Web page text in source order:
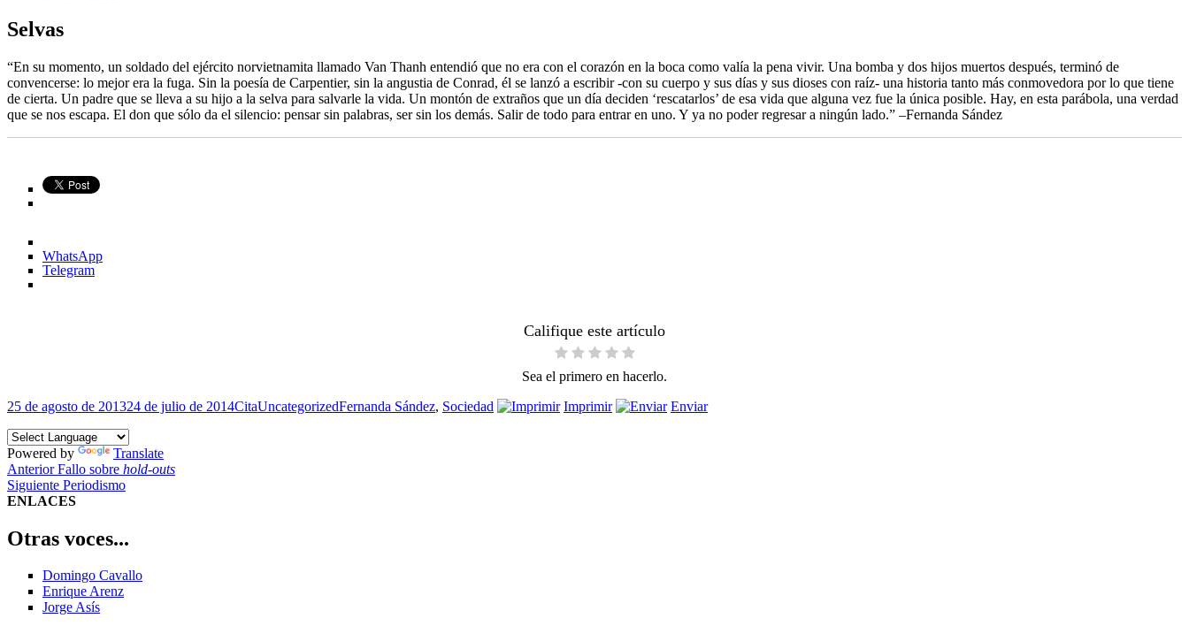
Selvas
“En su momento, un soldado del ejército norvietnamita llamado Van Thanh entendió que no era con el corazón en la boca como valía la pena vivir. Una bomba y dos hijos muertos después, terminó de
convencerse: lo mejor era la fuga. Sin la poesía de Carpentier, sin la angustia de Conrad, él se lanzó a escribir -con su cuerpo y sus días y sus dioses con raíz- una historia tanto más conmovedora por lo que tiene
de cierta. Un padre que se lleva a su hijo a la selva para salvarle la vida. Un montón de extraños que un día deciden ‘rescatarlos’ de esa vida que alguna vez fue la única posible. Hay, en esta parábola, una verdad
que se nos escapa. El don que sólo da el silencio: pensar sin palabras, ser sin los demás. Salir de todo para entrar en uno. Y ya no poder regresar a ningún lado.” –Fernanda Sández
WhatsApp
Telegram
Califique este artículo
Sea el primero en hacerlo.
Publicado
25 de agosto de 201324 de julio de 2014Formato
CitaCategorías
UncategorizedEtiquetas
Fernanda Sández, Sociedad Imprimir Enviar
Powered by Translate
Navegación
de
Anterior Entrada
anterior:
Fallo sobre hold-outs
Siguiente Entrada
siguiente:
Periodismo
ENLACES
Otras voces...
Domingo Cavallo
Enrique Arenz
Jorge Asís